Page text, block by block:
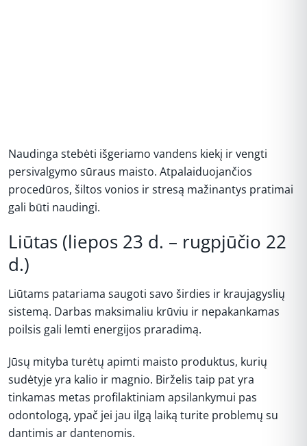
Naudinga stebėti išgeriamo vandens kiekį ir vengti
persivalgymo sūraus maisto. Atpalaiduojančios
procedūros, šiltos vonios ir stresą mažinantys pratimai
gali būti naudingi.
Liūtas (liepos 23 d. – rugpjūčio 22
d.)
Liūtams patariama saugoti savo širdies ir kraujagyslių
sistemą. Darbas maksimaliu krūviu ir nepakankamas
poilsis gali lemti energijos praradimą.
Jūsų mityba turėtų apimti maisto produktus, kurių
sudėtyje yra kalio ir magnio. Birželis taip pat yra
tinkamas metas profilaktiniam apsilankymui pas
odontologą, ypač jei jau ilgą laiką turite problemų su
dantimis ar dantenomis.